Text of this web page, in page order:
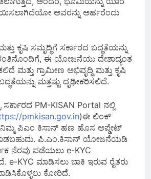
ಅವರನ್ನು ಅರ್ಹರೆಂದು
ಕೃಷಿ ಸಮೃದ್ಧಿಗೆ ಸರ್ಕಾರದ ಬದ್ಧತೆಯನ್ನು
ಈ ಯೋಜನೆಯು ದೇಶಾದ್ಯಂತ
ಮತ್ತು ಗ್ರಾಮೀಣ ಅಭಿವೃದ್ಧಿ ಮತ್ತು ಕೃಷಿ
ಮತ್ತಷ್ಟು ದೃಢೀಕರಿಸಲಿದೆ.
PM-KISAN Portal ನಲ್ಲಿ
pmkisan.gov.in)ಈ ಲಿಂಕ್
ಪಿಎಂ ಕಿಸಾನ್ ಹಣ ಹೊಸ ಅಪ್ಡೇಟ್
ಪಿ.ಎಂ.ಕಿಸಾನ್ ಯೋಜನೆಯಡಿ
ನೆರವು ಪಡೆಯಲು e-KYC
e-KYC ಮಾಡಿಸಲು ಬಾಕಿ ಇರುವ ರೈತರು
ಕೋರಿದೆ.